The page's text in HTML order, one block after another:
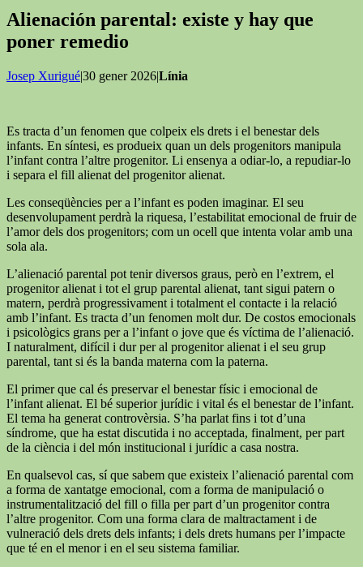
Alienación parental: existe y hay que
poner remedio
Josep Xurigué|30 gener 2026|Línia
Es tracta d’un fenomen que colpeix els drets i el benestar dels
infants. En síntesi, es produeix quan un dels progenitors manipula
l’infant contra l’altre progenitor. Li ensenya a odiar-lo, a repudiar-lo
i separa el fill alienat del progenitor alienat.
Les conseqüències per a l’infant es poden imaginar. El seu
desenvolupament perdrà la riquesa, l’estabilitat emocional de fruir de
l’amor dels dos progenitors; com un ocell que intenta volar amb una
sola ala.
L’alienació parental pot tenir diversos graus, però en l’extrem, el
progenitor alienat i tot el grup parental alienat, tant sigui patern o
matern, perdrà progressivament i totalment el contacte i la relació
amb l’infant. Es tracta d’un fenomen molt dur. De costos emocionals
i psicològics grans per a l’infant o jove que és víctima de l’alienació.
I naturalment, difícil i dur per al progenitor alienat i el seu grup
parental, tant si és la banda materna com la paterna.
El primer que cal és preservar el benestar físic i emocional de
l’infant alienat. El bé superior jurídic i vital és el benestar de l’infant.
El tema ha generat controvèrsia. S’ha parlat fins i tot d’una
síndrome, que ha estat discutida i no acceptada, finalment, per part
de la ciència i del món institucional i jurídic a casa nostra.
En qualsevol cas, sí que sabem que existeix l’alienació parental com
a forma de xantatge emocional, com a forma de manipulació o
instrumentalització del fill o filla per part d’un progenitor contra
l’altre progenitor. Com una forma clara de maltractament i de
vulneració dels drets dels infants; i dels drets humans per l’impacte
que té en el menor i en el seu sistema familiar.